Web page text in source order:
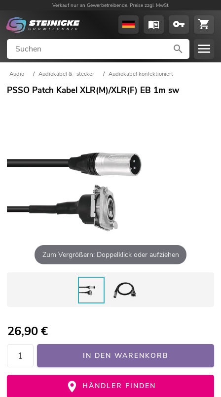
Verkauf nur an Gewerbetreibende. Preise zzgl. MwSt.
Audio / Audiokabel & -stecker / Audiokabel konfektioniert
PSSO Patch Kabel XLR(M)/XLR(F) EB 1m sw
Zum Vergrößern: Doppelklick oder aufziehen
26,90€
IN DEN WARENKORB
HÄNDLER FINDEN